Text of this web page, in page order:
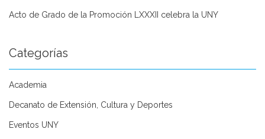
Acto de Grado de la Promoción LXXXII celebra la UNY
Categorías
Academia
Decanato de Extensión, Cultura y Deportes
Eventos UNY